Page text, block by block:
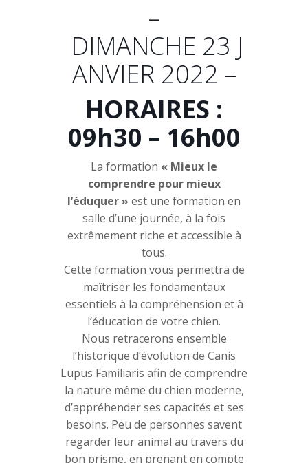
–
DIMANCHE 23 J
ANVIER 2022 –
HORAIRES :
09h30 – 16h00
La formation « Mieux le
comprendre pour mieux
l’éduquer » est une formation en
salle d’une journée, à la fois
extrêmement riche et accessible à
tous.
Cette formation vous permettra de
maîtriser les fondamentaux
essentiels à la compréhension et à
l’éducation de votre chien.
Nous retracerons ensemble
l’historique d’évolution de Canis
Lupus Familiaris afin de comprendre
la nature même du chien moderne,
d’appréhender ses capacités et ses
besoins. Peu de personnes savent
regarder leur animal au travers du
bon prisme, en prenant en compte